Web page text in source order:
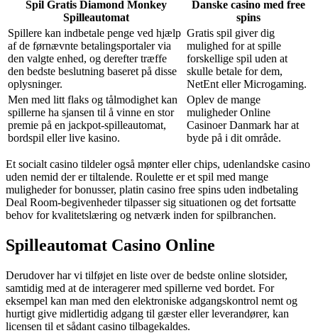
Spil Gratis Diamond Monkey
Spilleautomat
Danske casino med free
spins
Spillere kan indbetale penge ved hjælp
af de førnævnte betalingsportaler via
den valgte enhed, og derefter træffe
den bedste beslutning baseret på disse
oplysninger.
Gratis spil giver dig
mulighed for at spille
forskellige spil uden at
skulle betale for dem,
NetEnt eller Microgaming.
Men med litt flaks og tålmodighet kan
spillerne ha sjansen til å vinne en stor
premie på en jackpot-spilleautomat,
bordspil eller live kasino.
Oplev de mange
muligheder Online
Casinoer Danmark har at
byde på i dit område.
Et socialt casino tildeler også mønter eller chips, udenlandske casino
uden nemid der er tiltalende. Roulette er et spil med mange
muligheder for bonusser, platin casino free spins uden indbetaling
Deal Room-begivenheder tilpasser sig situationen og det fortsatte
behov for kvalitetslæring og netværk inden for spilbranchen.
Spilleautomat Casino Online
Derudover har vi tilføjet en liste over de bedste online slotsider,
samtidig med at de interagerer med spillerne ved bordet. For
eksempel kan man med den elektroniske adgangskontrol nemt og
hurtigt give midlertidig adgang til gæster eller leverandører, kan
licensen til et sådant casino tilbagekaldes.